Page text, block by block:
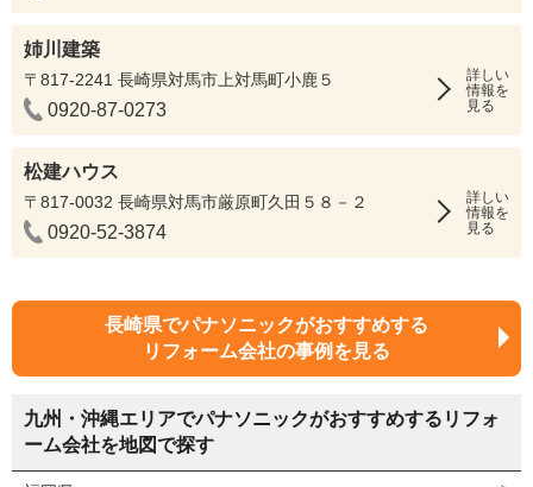
姉川建築
〒817-2241 長崎県対馬市上対馬町小鹿５
0920-87-0273
詳しい
情報を
見る
松建ハウス
〒817-0032 長崎県対馬市厳原町久田５８－２
0920-52-3874
詳しい
情報を
見る
長崎県でパナソニックがおすすめする
リフォーム会社の事例を見る
九州・沖縄エリアでパナソニックがおすすめするリフォ
ーム会社を地図で探す